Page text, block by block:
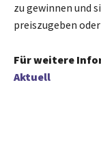
zu gewinnen und
preiszugeben
Für weitere
Aktuell